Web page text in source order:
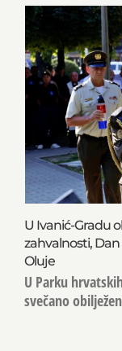
U Ivanić-Gradu
zahvalnosti,
Oluje
U Parku
svečano obilježen